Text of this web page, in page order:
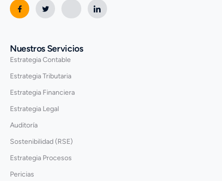
Nuestros Servicios
Estrategia Contable
Estrategia Tributaria
Estrategia Financiera
Estrategia Legal
Auditoría
Sostenibilidad (RSE)
Estrategia Procesos
Pericias